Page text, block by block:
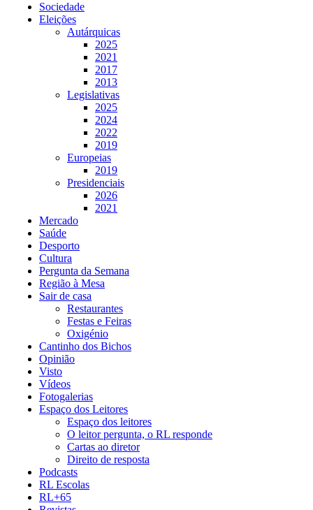
Sociedade
Eleições
Autárquicas
2025
2021
2017
2013
Legislativas
2025
2024
2022
2019
Europeias
2019
Presidenciais
2026
2021
Mercado
Saúde
Desporto
Cultura
Pergunta da Semana
Região à Mesa
Sair de casa
Restaurantes
Festas e Feiras
Oxigénio
Cantinho dos Bichos
Opinião
Visto
Vídeos
Fotogalerias
Espaço dos Leitores
Espaço dos leitores
O leitor pergunta, o RL responde
Cartas ao diretor
Direito de resposta
Podcasts
RL Escolas
RL+65